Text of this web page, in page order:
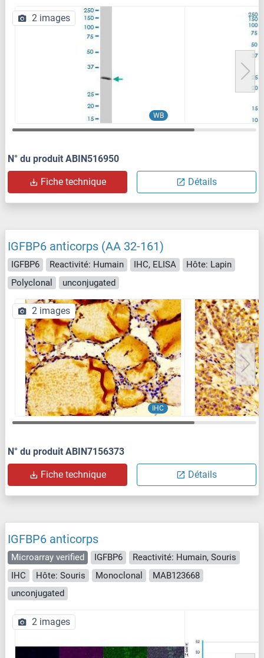
WB
2 images
N° du produit ABIN516950
Fiche technique Détails
IGFBP6 anticorps (AA 32-161)
IGFBP6 Reactivité: Humain IHC, ELISA
Hôte: Lapin
Polyclonal
unconjugated
IHC
2 images
N° du produit ABIN7156373
Fiche technique Détails
IGFBP6 anticorps
Microarray verified IGFBP6
Reactivité: Humain, Souris
IHC
Hôte: Souris Monoclonal
MAB123668
unconjugated
2 images